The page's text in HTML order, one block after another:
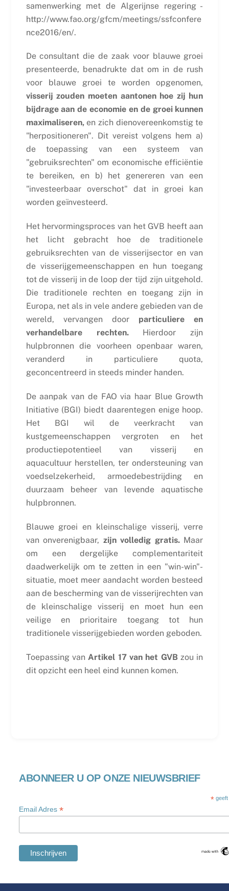
samenwerking met de Algerijnse regering -
http://www.fao.org/gfcm/meetings/ssfconfere
nce2016/en/.
De consultant die de zaak voor blauwe groei
presenteerde, benadrukte dat om in de rush
voor blauwe groei te worden opgenomen,
visserij zouden moeten aantonen hoe zij hun
bijdrage aan de economie en de groei kunnen
maximaliseren,en zich dienovereenkomstig te
"herpositioneren". Dit vereist volgens hem a)
de toepassing van een systeem van
"gebruiksrechten" om economische efficiëntie
te bereiken, en b) het genereren van een
"investeerbaar overschot" dat in groei kan
worden geïnvesteerd.
Het hervormingsproces van het GVB heeft aan
het licht gebracht hoe de traditionele
gebruiksrechten van de visserijsector en van
de visserijgemeenschappen en hun toegang
tot de visserij in de loop der tijd zijn uitgehold.
Die traditionele rechten en toegang zijn in
Europa, net als in vele andere gebieden van de
wereld, vervangen door particuliere en
verhandelbare rechten.Hierdoor zijn
hulpbronnen die voorheen openbaar waren,
veranderd in particuliere quota,
geconcentreerd in steeds minder handen.
De aanpak van de FAO via haar Blue Growth
Initiative (BGI) biedt daarentegen enige hoop.
Het BGI wil de veerkracht van
kustgemeenschappen vergroten en het
productiepotentieel van visserij en
aquacultuur herstellen, ter ondersteuning van
voedselzekerheid, armoedebestrijding en
duurzaam beheer van levende aquatische
hulpbronnen.
Blauwe groei en kleinschalige visserij, verre
van onverenigbaar, zijn volledig gratis.Maar
om een dergelijke complementariteit
daadwerkelijk om te zetten in een "win-win"-
situatie, moet meer aandacht worden besteed
aan de bescherming van de visserijrechten van
de kleinschalige visserij en moet hun een
veilige en prioritaire toegang tot hun
traditionele visserijgebieden worden geboden.
Toepassing van Artikel 17 van het GVBzou in
dit opzicht een heel eind kunnen komen.
ABONNEER U OP ONZE NIEUWSBRIEF
*
Email Adres*
Swedish